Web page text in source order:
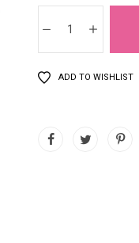
ADD TO WISHLIST